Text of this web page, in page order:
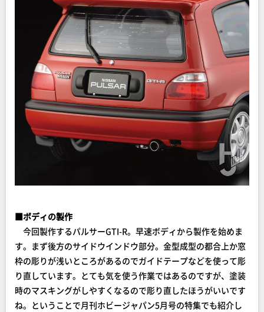
■ボディの製作
今回製作するパルサーGTI-R。早速ボディから製作を始めま
す。まず後方のサイドウインドウ部分。金型成型の都合上か窓
枠の彫りが浅いところがあるのでガイドテープなどを使って彫
り直しています。とても気を使う作業ではあるのですが、塗装
時のマスキングがしやすくなるので彫り直したほうがいいです
ね。ということで月刊ホビージャパン5月号の特集でも紹介し